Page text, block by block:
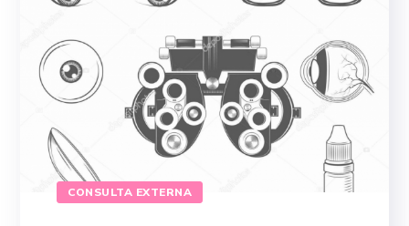
CONSULTA EXTERNA